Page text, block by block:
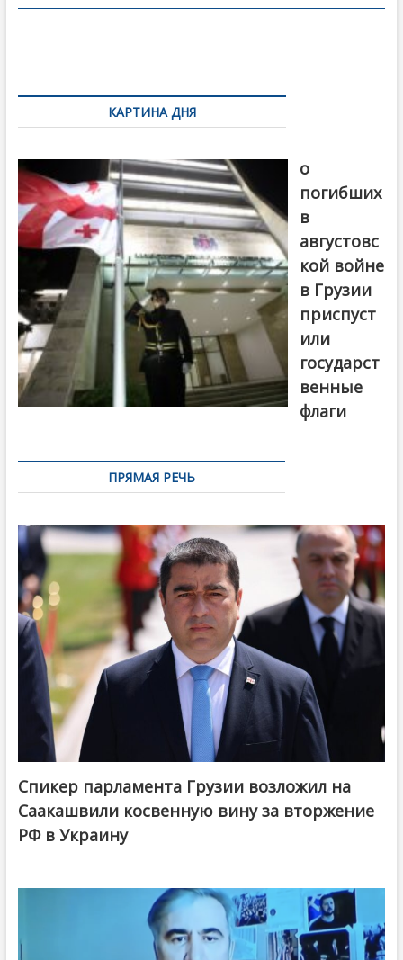
o
в
по
записямКАРТИНА ДНЯ
о
погибших
в
августовс
кой войне
в Грузии
приспуст
или
государст
венные
флаги
ПРЯМАЯ РЕЧЬ
Спикер парламента Грузии возложил на
Саакашвили косвенную вину за вторжение
РФ в Украину